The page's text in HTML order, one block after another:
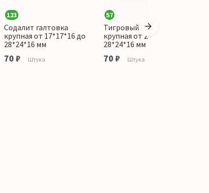
123
Содалит галтовка
крупная от 17*17*16 до
28*24*16 мм
70 ₽ Штука
57
Тигровый глаз галтовка
крупная от 20*16*12 до
28*24*16 мм
70 ₽ Штука